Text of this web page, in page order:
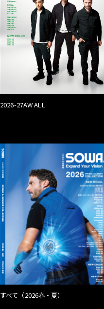
2026-27AW ALL
すべて（2026春・夏）